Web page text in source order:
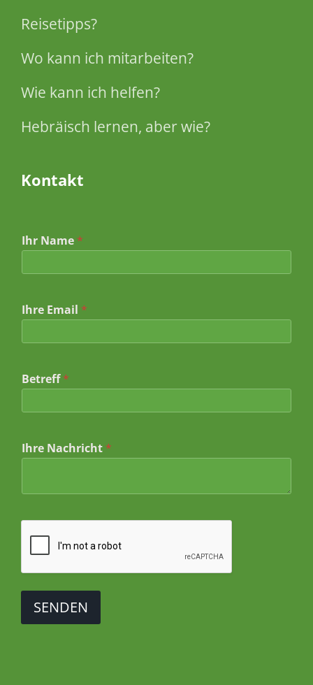
Reisetipps?
Wo kann ich mitarbeiten?
Wie kann ich helfen?
Hebräisch lernen, aber wie?
Kontakt
Ihr Name *
I
h
r
Ihre Email *
Betreff*
Ihre Nachricht *
SENDEN